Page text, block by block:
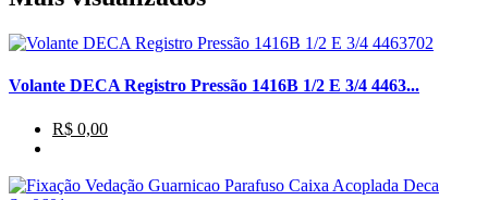
Volante DECA Registro Pressão 1416B 1/2 E 3/4 4463...
R$ 0,00